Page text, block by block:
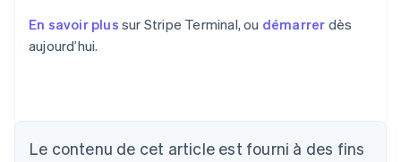
En savoir plus sur Stripe Terminal, ou démarrer dès
aujourd’hui.
Le contenu de cet article est fourni à des fins
DeutschEnglish